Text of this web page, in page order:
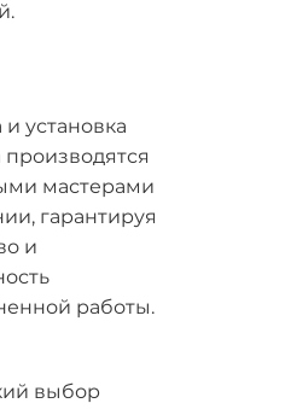
установка
производятся
мастерами
гарантируя
и
работы.
выбор